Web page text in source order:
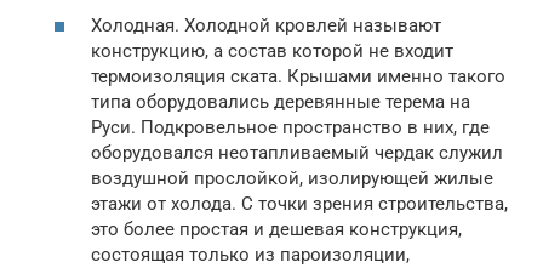
Холодная. Холодной кровлей называют
конструкцию, а состав которой не входит
термоизоляция ската. Крышами именно такого
типа оборудовались деревянные терема на
Руси. Подкровельное пространство в них, где
оборудовался неотапливаемый чердак служил
воздушной прослойкой, изолирующей жилые
этажи от холода. С точки зрения строительства,
это более простая и дешевая конструкция,
состоящая только из пароизоляции,